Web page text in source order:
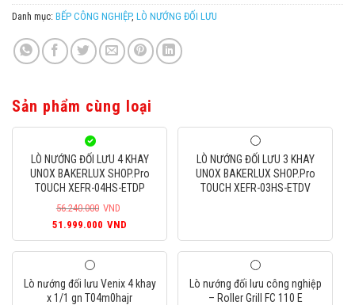
Danh mục: BẾP CÔNG NGHIỆP, LÒ NƯỚNG ĐỐI LƯU
Sản phẩm cùng loại
LÒ NƯỚNG ĐỐI LƯU 4 KHAY
UNOX BAKERLUX SHOP.Pro
TOUCH XEFR-04HS-ETDP
56.240.000 VND
Giá
gốc
là:
56.240.000VND.
51.999.000 VND
hiện
tại
51.999.000VND.
LÒ NƯỚNG ĐỐI LƯU 3 KHAY
UNOX BAKERLUX SHOP.Pro
TOUCH XEFR-03HS-ETDV
Lò nướng đối lưu Venix 4 khay
x 1/1 gn T04m0hajr
Lò nướng đối lưu công nghiệp
– Roller Grill FC 110 E